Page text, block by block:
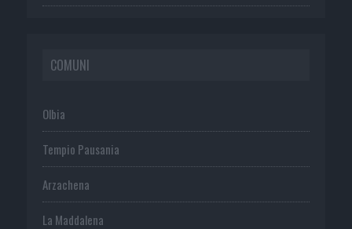
COMUNI
Olbia
Tempio Pausania
Arzachena
La Maddalena